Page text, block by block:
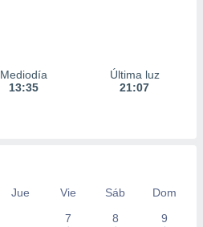
Mediodía
13:35
Última luz
21:07
Jue Vie Sáb
Dom
7
8 9